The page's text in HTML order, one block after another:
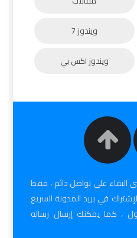
ويندوز 7
ويندوز اكس بي
البقاء على تواصل دائم ، فقط
في بريد المدونة السريع
، كما يمكنك إرسال رساله